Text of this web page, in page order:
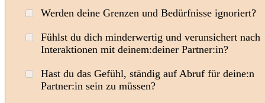
Werden deine Grenzen und Bedürfnisse ignoriert?
Fühlst du dich minderwertig und verunsichert nach
Interaktionen mit deinem:deiner Partner:in?
Hast du das Gefühl, ständig auf Abruf für deine:n
Partner:in sein zu müssen?